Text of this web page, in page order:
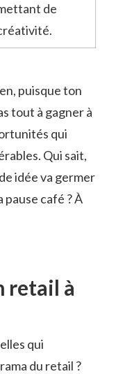
de
puisque ton
tout à gagner à
qui
Qui sait,
idée va germer
café ? À
retail à
qui
du retail ?